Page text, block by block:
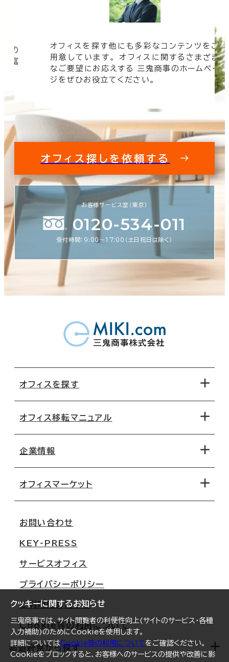
クッキーに関するお知らせ
三鬼商事では、サイト閲覧者の利便性向上(サイトのサービス・各種
入力補助)のためにCookieを使用します。
詳細についてはCookie等の利用についてをご確認ください。
Cookieをブロックすると、お客様へのサービスの提供や改善に影
の
豊富
オフィスを探す他にも多彩なコンテンツをご
用意しています。 オフィスに関するさまざま
なご要望にお応えする 三鬼商事のホームペー
ジをぜひお役立てください。
オフィス探しを依頼する
お客様サービス室（東京）
0120-534-011
受付時間：9:00〜17:00（土日祝日は除く）
オフィスを探す
地図から探す
路線・駅から探す
オフィス移転マニュアル
移転コストシミュレーション
移転スケジュール
オフィス移転Q&A
企業情報
オフィスマーケット
大阪
名古屋
札幌
仙台
横浜
福岡
お問い合わせ
KEY-PRESS
サービスオフィス
プライバシーポリシー
ご利用にあたって
Cookie等の利用について
都道府県から探す